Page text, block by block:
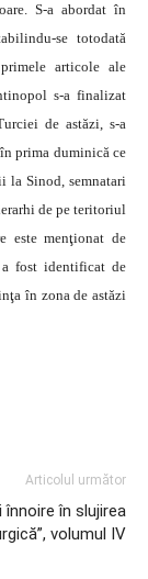
S-a abordat în
se totodată
articole ale
s-a finalizat
de astăzi, s-a
prima duminică ce
la Sinod, semnatari
de pe teritoriul
este menţionat de
a fost identificat de
în zona de astăzi
Articolul următor
înnoire în slujirea
volumul IV